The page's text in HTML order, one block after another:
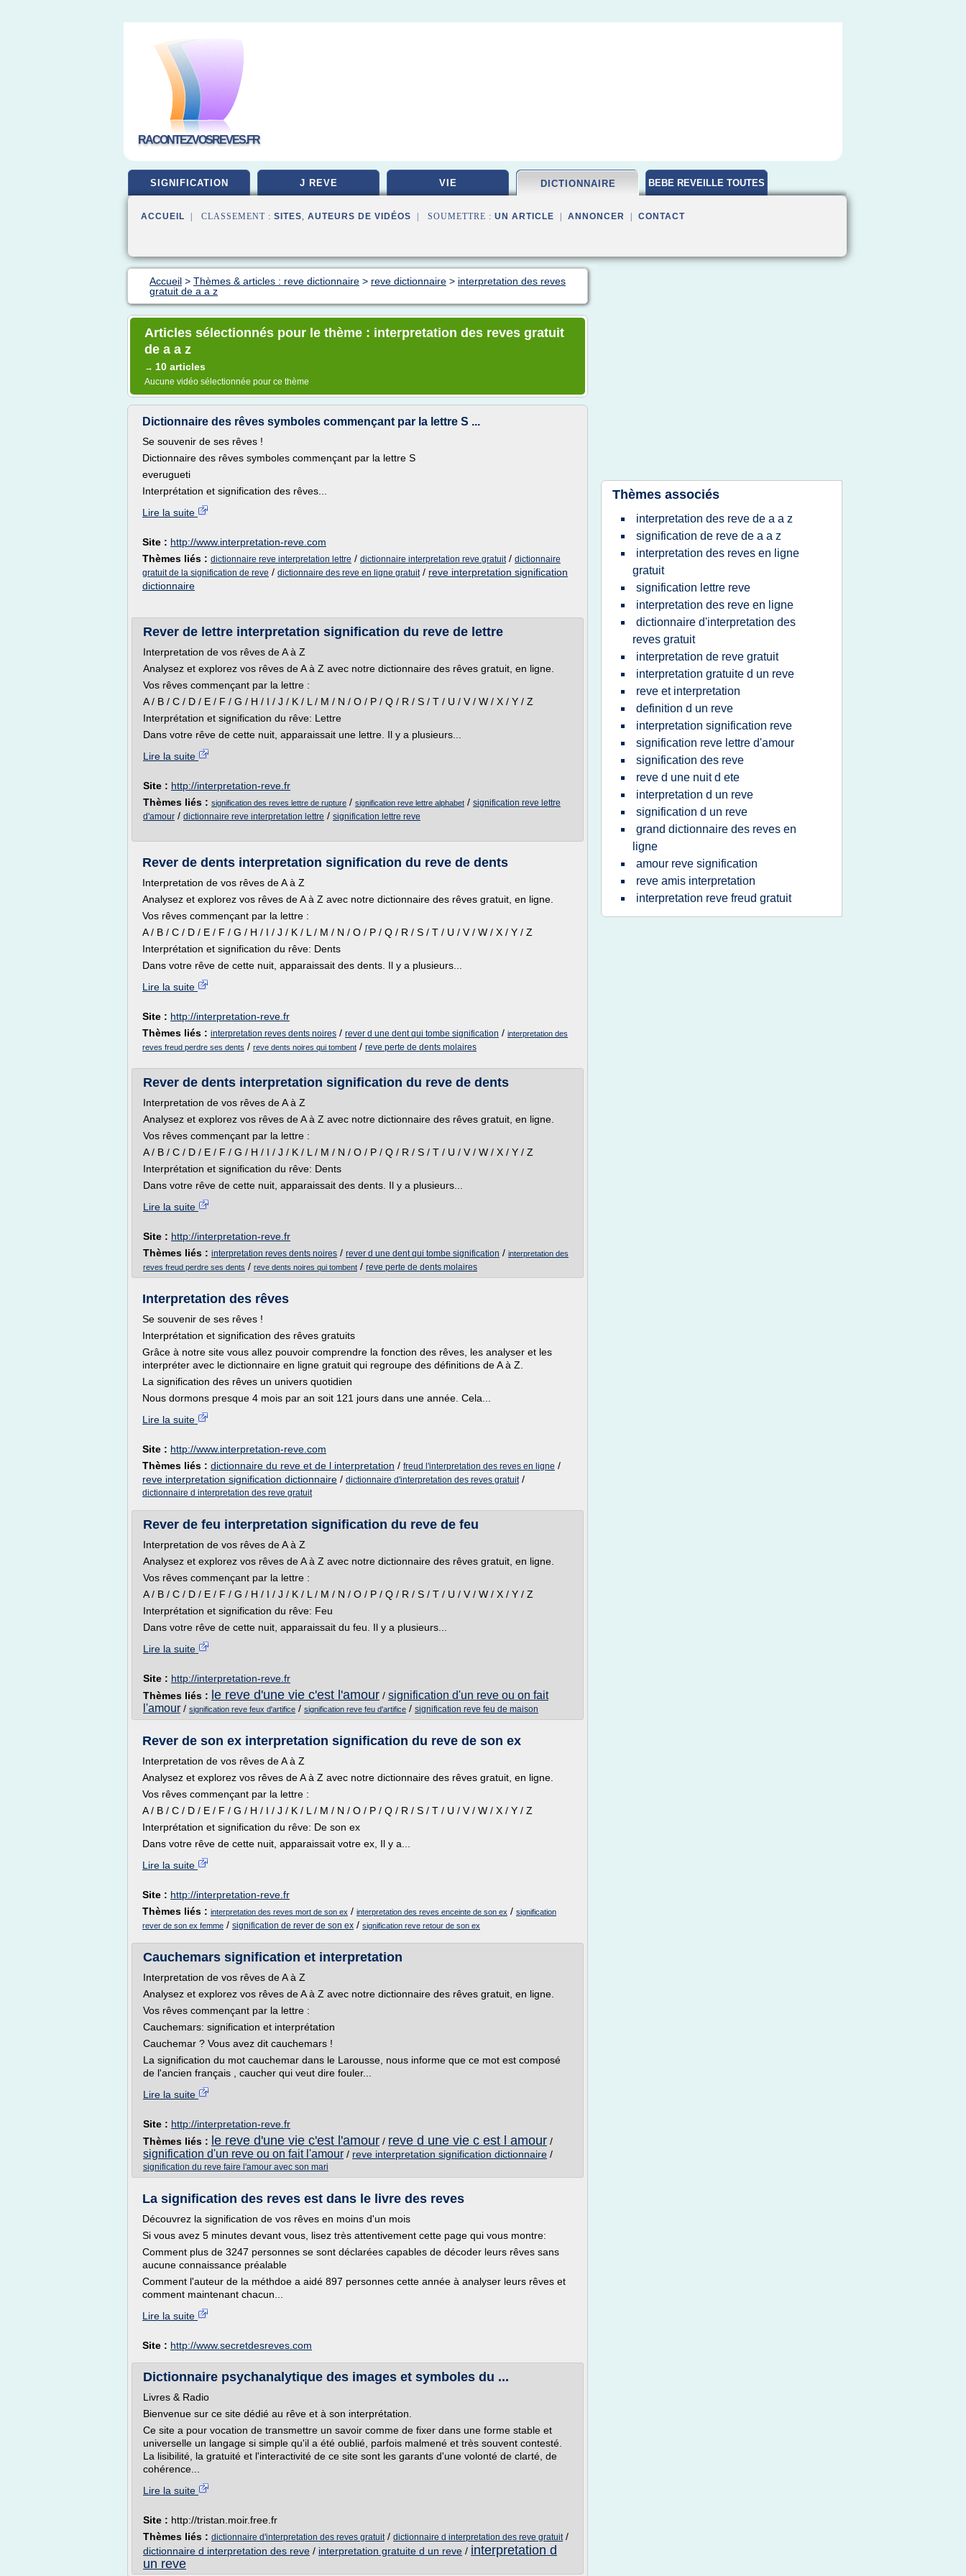
RACONTEZVOSREVES.FR
SIGNIFICATION J REVE VIE DICTIONNAIRE BEBE REVEILLE TOUTES
ACCUEIL | CLASSEMENT : SITES, AUTEURS DE VIDÉOS | SOUMETTRE : UN ARTICLE ANNONCER CONTACT
Accueil > Thèmes & articles : reve dictionnaire > reve dictionnaire > interpretation des reves
gratuit de a a z
Articles sélectionnés pour le thème : interpretation des reves gratuit
de a a z
→ 10 articles
Aucune vidéo sélectionnée pour ce thème
Dictionnaire des rêves symboles commençant par la lettre S ...
Se souvenir de ses rêves !
Dictionnaire des rêves symboles commençant par la lettre S
everugueti
Interprétation et signification des rêves...
Lire la suite
Site : http://www.interpretation-reve.com
Thèmes liés : dictionnaire reve interpretation lettre / dictionnaire interpretation reve gratuit/ dictionnaire
gratuit de la signification de reve / dictionnaire des reve en ligne gratuit/ reve interpretation signification
dictionnaire
Rever de lettre interpretation signification du reve de lettre
Interpretation de vos rêves de A à Z
Analysez et explorez vos rêves de A à Z avec notre dictionnaire des rêves gratuit, en ligne.
Vos rêves commençant par la lettre :
A / B / C / D / E / F / G / H / I / J / K / L / M / N / O / P / Q / R / S / T / U / V / W / X / Y / Z
Interprétation et signification du rêve: Lettre
Dans votre rêve de cette nuit, apparaissait une lettre. Il y a plusieurs...
Lire la suite
Site : http://interpretation-reve.fr
Thèmes liés : signification des reves lettre de rupture / signification reve lettre alphabet / signification reve lettre
d'amour / dictionnaire reve interpretation lettre / signification lettre reve
Rever de dents interpretation signification du reve de dents
Interpretation de vos rêves de A à Z
Analysez et explorez vos rêves de A à Z avec notre dictionnaire des rêves gratuit, en ligne.
Vos rêves commençant par la lettre :
A / B / C / D / E / F / G / H / I / J / K / L / M / N / O / P / Q / R / S / T / U / V / W / X / Y / Z
Interprétation et signification du rêve: Dents
Dans votre rêve de cette nuit, apparaissait des dents. Il y a plusieurs...
Lire la suite
Site : http://interpretation-reve.fr
Thèmes liés : interpretation reves dents noires / rever d une dent qui tombe signification / interpretation des
reves freud perdre ses dents / reve dents noires qui tombent / reve perte de dents molaires
Rever de dents interpretation signification du reve de dents
Interpretation de vos rêves de A à Z
Analysez et explorez vos rêves de A à Z avec notre dictionnaire des rêves gratuit, en ligne.
Vos rêves commençant par la lettre :
A / B / C / D / E / F / G / H / I / J / K / L / M / N / O / P / Q / R / S / T / U / V / W / X / Y / Z
Interprétation et signification du rêve: Dents
Dans votre rêve de cette nuit, apparaissait des dents. Il y a plusieurs...
Lire la suite
Site : http://interpretation-reve.fr
Thèmes liés : interpretation reves dents noires / rever d une dent qui tombe signification / interpretation des
reves freud perdre ses dents / reve dents noires qui tombent / reve perte de dents molaires
Interpretation des rêves
Se souvenir de ses rêves !
Interprétation et signification des rêves gratuits
Grâce à notre site vous allez pouvoir comprendre la fonction des rêves, les analyser et les
interpréter avec le dictionnaire en ligne gratuit qui regroupe des définitions de A à Z.
La signification des rêves un univers quotidien
Nous dormons presque 4 mois par an soit 121 jours dans une année. Cela...
Lire la suite
Site : http://www.interpretation-reve.com
Thèmes liés : dictionnaire du reve et de l interpretation / freud l'interpretation des reves en ligne /
reve interpretation signification dictionnaire / dictionnaire d'interpretation des reves gratuit/
dictionnaire d interpretation des reve gratuit
Rever de feu interpretation signification du reve de feu
Interpretation de vos rêves de A à Z
Analysez et explorez vos rêves de A à Z avec notre dictionnaire des rêves gratuit, en ligne.
Vos rêves commençant par la lettre :
A / B / C / D / E / F / G / H / I / J / K / L / M / N / O / P / Q / R / S / T / U / V / W / X / Y / Z
Interprétation et signification du rêve: Feu
Dans votre rêve de cette nuit, apparaissait du feu. Il y a plusieurs...
Lire la suite
Site : http://interpretation-reve.fr
Thèmes liés : le reve d'une vie c'est l'amour / signification d'un reve ou on fait
l'amour / signification reve feux d'artifice / signification reve feu d'artifice / signification reve feu de maison
Rever de son ex interpretation signification du reve de son ex
Interpretation de vos rêves de A à Z
Analysez et explorez vos rêves de A à Z avec notre dictionnaire des rêves gratuit, en ligne.
Vos rêves commençant par la lettre :
A / B / C / D / E / F / G / H / I / J / K / L / M / N / O / P / Q / R / S / T / U / V / W / X / Y / Z
Interprétation et signification du rêve: De son ex
Dans votre rêve de cette nuit, apparaissait votre ex, Il y a...
Lire la suite
Site : http://interpretation-reve.fr
Thèmes liés : interpretation des reves mort de son ex / interpretation des reves enceinte de son ex / signification
rever de son ex femme / signification de rever de son ex / signification reve retour de son ex
Cauchemars signification et interpretation
Interpretation de vos rêves de A à Z
Analysez et explorez vos rêves de A à Z avec notre dictionnaire des rêves gratuit, en ligne.
Vos rêves commençant par la lettre :
Cauchemars: signification et interprétation
Cauchemar ? Vous avez dit cauchemars !
La signification du mot cauchemar dans le Larousse, nous informe que ce mot est composé
de l'ancien français , caucher qui veut dire fouler...
Lire la suite
Site : http://interpretation-reve.fr
Thèmes liés : le reve d'une vie c'est l'amour / reve d une vie c est l amour /
signification d'un reve ou on fait l'amour / reve interpretation signification dictionnaire /
signification du reve faire l'amour avec son mari
La signification des reves est dans le livre des reves
Découvrez la signification de vos rêves en moins d'un mois
Si vous avez 5 minutes devant vous, lisez très attentivement cette page qui vous montre:
Comment plus de 3247 personnes se sont déclarées capables de décoder leurs rêves sans
aucune connaissance préalable
Comment l'auteur de la méthdoe a aidé 897 personnes cette année à analyser leurs rêves et
comment maintenant chacun...
Lire la suite
Site : http://www.secretdesreves.com
Dictionnaire psychanalytique des images et symboles du ...
Livres & Radio
Bienvenue sur ce site dédié au rêve et à son interprétation.
Ce site a pour vocation de transmettre un savoir comme de fixer dans une forme stable et
universelle un langage si simple qu'il a été oublié, parfois malmené et très souvent contesté.
La lisibilité, la gratuité et l'interactivité de ce site sont les garants d'une volonté de clarté, de
cohérence...
Lire la suite
Site : http://tristan.moir.free.fr
Thèmes liés : dictionnaire d'interpretation des reves gratuit/ dictionnaire d interpretation des reve gratuit/
dictionnaire d interpretation des reve / interpretation gratuite d un reve / interpretation d
un reve
Thèmes associés
interpretation des reve de a a z
signification de reve de a a z
interpretation des reves en ligne
gratuit
signification lettre reve
interpretation des reve en ligne
dictionnaire d'interpretation des
reves gratuit
interpretation de reve gratuit
interpretation gratuite d un reve
reve et interpretation
definition d un reve
interpretation signification reve
signification reve lettre d'amour
signification des reve
reve d une nuit d ete
interpretation d un reve
signification d un reve
grand dictionnaire des reves en
ligne
amour reve signification
reve amis interpretation
interpretation reve freud gratuit